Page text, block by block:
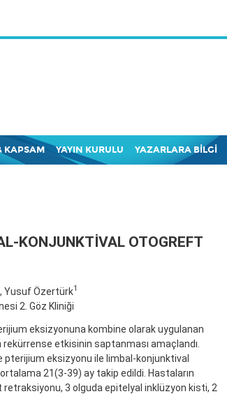
KAPSAM YAYIN KURULU YAZARLARA BİLGİ
KONJUNKTİVAL OTOGREFT
, Yusuf Özertürk1
2. Göz Kliniği
eksizyonuna kombine olarak uygulanan
etkisinin saptanması amaçlandı.
pterijium eksizyonu ile limbal-konjunktival
21(3-39) ay takip edildi. Hastaların
3 olguda epitelyal inklüzyon kisti, 2